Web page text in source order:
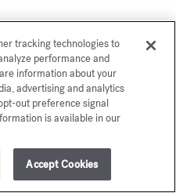
legales
trata sus
tracking technologies to
performance and
information about your
advertising and analytics
out preference signal
is available in our
Accept Cookies